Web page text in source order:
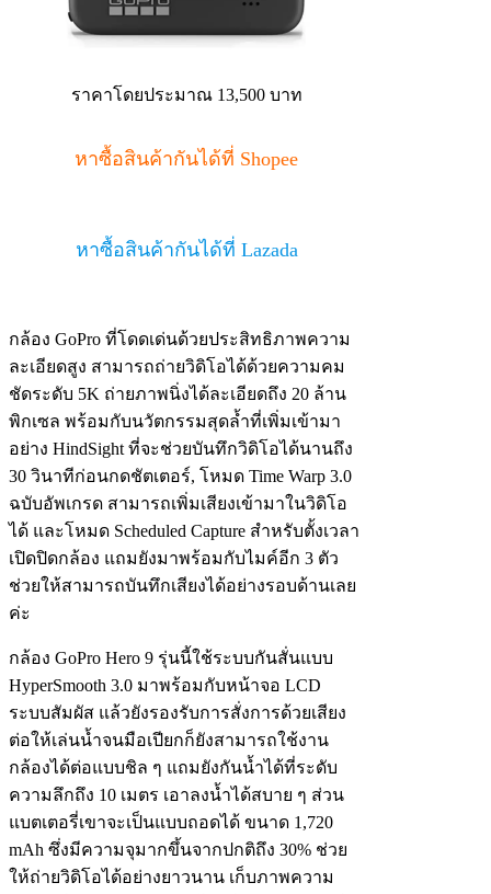
ราคาโดยประมาณ 13,500 บาท
หาซื้อสินค้ากันได้ที่ Shopee
หาซื้อสินค้ากันได้ที่ Lazada
กล้อง GoPro ที่โดดเด่นด้วยประสิทธิภาพความ
ละเอียดสูง สามารถถ่ายวิดิโอได้ด้วยความคม
ชัดระดับ 5K ถ่ายภาพนิ่งได้ละเอียดถึง 20 ล้าน
พิกเซล พร้อมกับนวัตกรรมสุดล้ำที่เพิ่มเข้ามา
อย่าง HindSight ที่จะช่วยบันทึกวิดิโอได้นานถึง
30 วินาทีก่อนกดชัตเตอร์, โหมด Time Warp 3.0
ฉบับอัพเกรด สามารถเพิ่มเสียงเข้ามาในวิดิโอ
ได้ และโหมด Scheduled Capture สำหรับตั้งเวลา
เปิดปิดกล้อง แถมยังมาพร้อมกับไมค์อีก 3 ตัว
ช่วยให้สามารถบันทึกเสียงได้อย่างรอบด้านเลย
ค่ะ
กล้อง GoPro Hero 9 รุ่นนี้ใช้ระบบกันสั่นแบบ
HyperSmooth 3.0 มาพร้อมกับหน้าจอ LCD
ระบบสัมผัส แล้วยังรองรับการสั่งการด้วยเสียง
ต่อให้เล่นน้ำจนมือเปียกก็ยังสามารถใช้งาน
กล้องได้ต่อแบบชิล ๆ แถมยังกันน้ำได้ที่ระดับ
ความลึกถึง 10 เมตร เอาลงน้ำได้สบาย ๆ ส่วน
แบตเตอรี่เขาจะเป็นแบบถอดได้ ขนาด 1,720
mAh ซึ่งมีความจุมากขึ้นจากปกติถึง 30% ช่วย
ให้ถ่ายวิดิโอได้อย่างยาวนาน เก็บภาพความ